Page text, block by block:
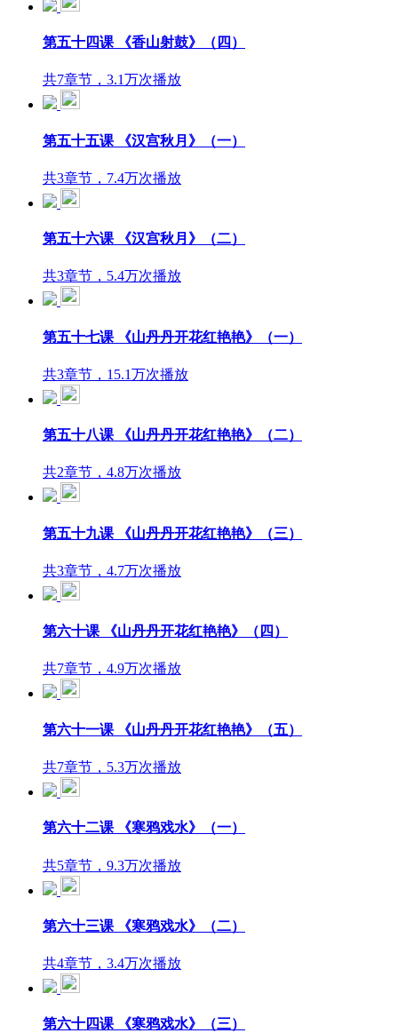
第五十四课 《香山射鼓》（四）
共7章节，3.1万次播放
第五十五课 《汉宫秋月》（一）
共3章节，7.4万次播放
第五十六课 《汉宫秋月》（二）
共3章节，5.4万次播放
第五十七课 《山丹丹开花红艳艳》（一）
共3章节，15.1万次播放
第五十八课 《山丹丹开花红艳艳》（二）
共2章节，4.8万次播放
第五十九课 《山丹丹开花红艳艳》（三）
共3章节，4.7万次播放
第六十课 《山丹丹开花红艳艳》（四）
共7章节，4.9万次播放
第六十一课 《山丹丹开花红艳艳》（五）
共7章节，5.3万次播放
第六十二课 《寒鸦戏水》（一）
共5章节，9.3万次播放
第六十三课 《寒鸦戏水》（二）
共4章节，3.4万次播放
第六十四课 《寒鸦戏水》（三）